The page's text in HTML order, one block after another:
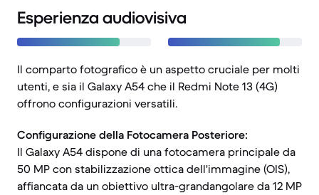
Esperienza audiovisiva
Il comparto fotografico è un aspetto cruciale per molti
utenti, e sia il Galaxy A54 che il Redmi Note 13 (4G)
offrono configurazioni versatili.
Configurazione della Fotocamera Posteriore:
Il Galaxy A54 dispone di una fotocamera principale da
50 MP con stabilizzazione ottica dell'immagine (OIS),
affiancata da un obiettivo ultra-grandangolare da 12 MP